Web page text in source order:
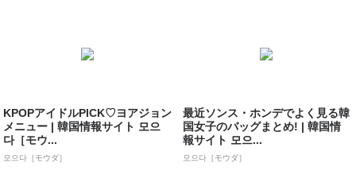
KPOPアイドルPICK♡ヨアジョン
メニュー | 韓国情報サイト 모으
다［モウ...
모으다［モウダ］
最近ソンス・ホンデでよく見る韓
国女子のバッグまとめ! | 韓国情
報サイト 모으...
모으다［モウダ］